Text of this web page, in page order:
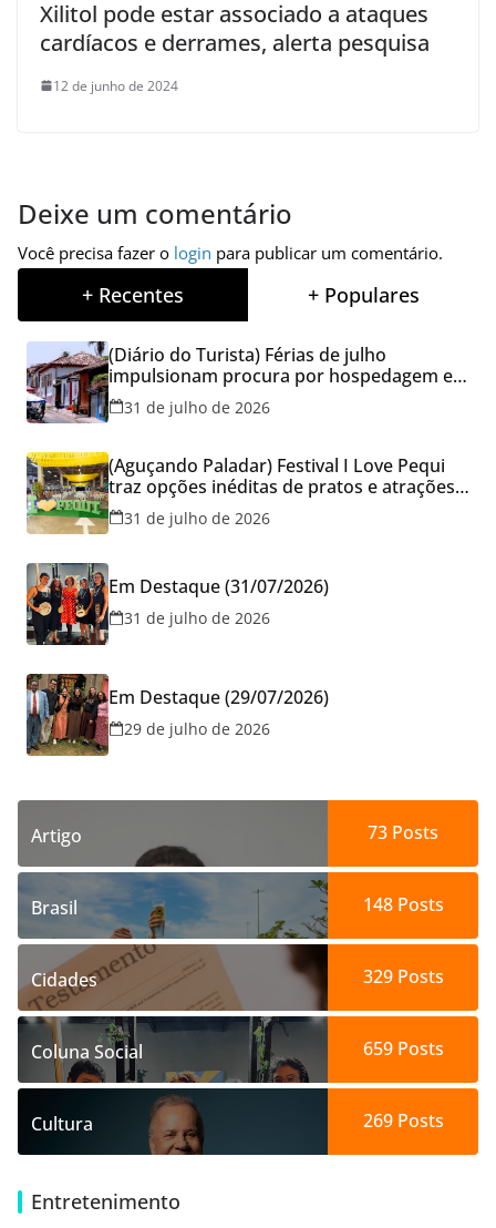
Xilitol pode estar associado a ataques
cardíacos e derrames, alerta pesquisa
12 de junho de 2024
Deixe um comentário
Você precisa fazer o login para publicar um comentário.
+ Recentes + Populares
(Diário do Turista) Férias de julho
impulsionam procura por hospedagem em
Goiás e reforçam cuidados na hora de
reservar viagens
31 de julho de 2026
(Aguçando Paladar) Festival I Love Pequi
traz opções inéditas de pratos e atrações
gratuitas no fim de semana dos Pais em
Goiânia
31 de julho de 2026
Em Destaque (31/07/2026)
31 de julho de 2026
Em Destaque (29/07/2026)
29 de julho de 2026
Artigo 73 Posts
Brasil 148Posts
Cidades 329Posts
Coluna Social 659Posts
Cultura 269Posts
Entretenimento